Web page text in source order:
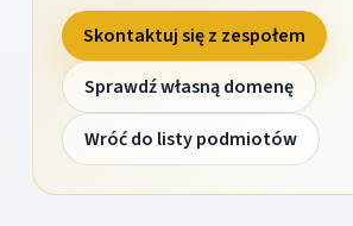
Skontaktuj się z zespołem
Sprawdź własną domenę
Wróć do listy podmiotów